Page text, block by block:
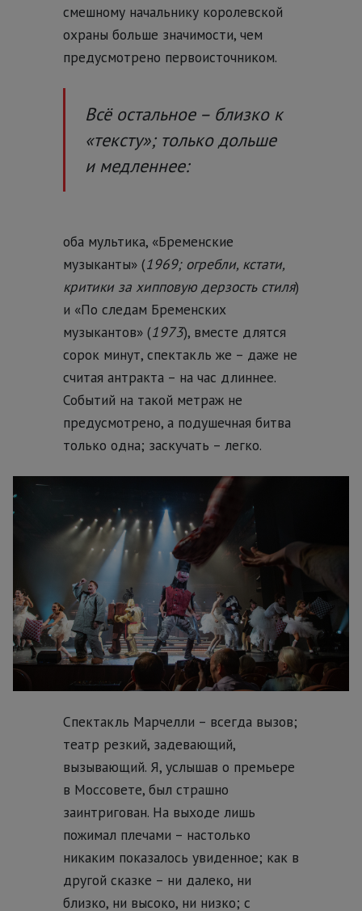
смешному начальнику королевской
охраны больше значимости, чем
предусмотрено первоисточником.
Всё остальное – близко к
«тексту»; только дольше
и медленнее:
оба мультика, «Бременские
музыканты» (1969; огребли, кстати,
критики за хипповую дерзость стиля)
и «По следам Бременских
музыкантов» (1973), вместе длятся
сорок минут, спектакль же – даже не
считая антракта – на час длиннее.
Событий на такой метраж не
предусмотрено, а подушечная битва
только одна; заскучать – легко.
Спектакль Марчелли – всегда вызов;
театр резкий, задевающий,
вызывающий. Я, услышав о премьере
в Моссовете, был страшно
заинтригован. На выходе лишь
пожимал плечами – настолько
никаким показалось увиденное; как в
другой сказке – ни далеко, ни
близко, ни высоко, ни низко; с